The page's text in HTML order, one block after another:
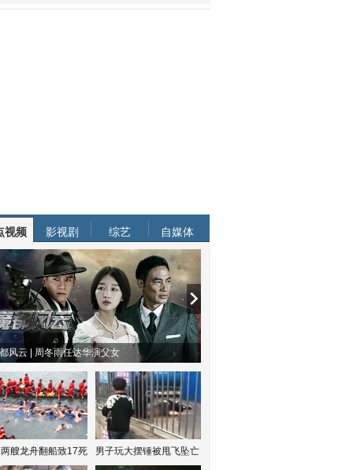
视频 影视剧 综艺 自媒体
风云 | 周冬雨任达华演父女
艘龙舟翻船致17死 男子玩大摆锤被甩飞坠亡